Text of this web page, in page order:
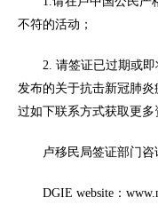
不符的活动；
2. 请签证已过期或
发布的关于抗击新冠肺
过如下联系方式获取更多
卢移民局签证部门咨
DGIE website：